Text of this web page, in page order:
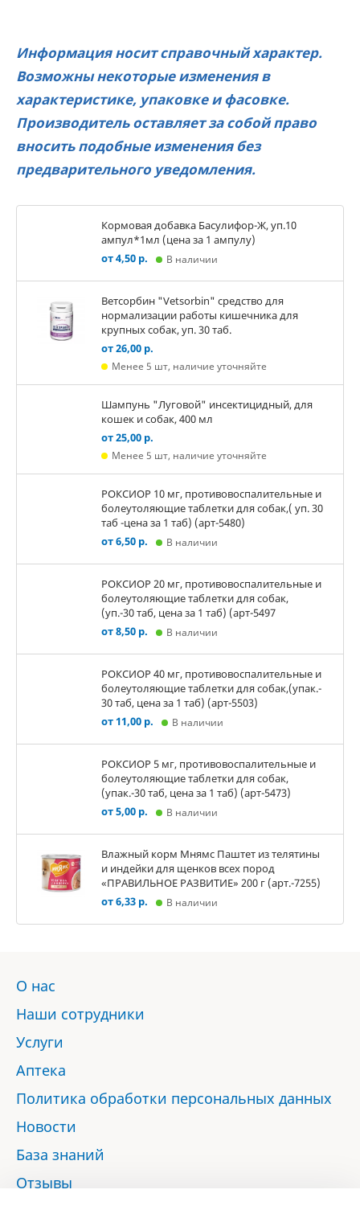
Информация носит справочный характер.
Возможны некоторые изменения в
характеристике, упаковке и фасовке.
Производитель оставляет за собой право
вносить подобные изменения без
предварительного уведомления.
Кормовая добавка Басулифор-Ж, уп.10
ампул*1мл (цена за 1 ампулу)
от 4,50 р.
В наличии
Ветсорбин "Vetsorbin" средство для
нормализации работы кишечника для
крупных собак, уп. 30 таб.
от 26,00 р.
Менее 5 шт, наличие уточняйте
Шампунь "Луговой" инсектицидный, для
кошек и собак, 400 мл
от 25,00 р.
Менее 5 шт, наличие уточняйте
РОКСИОР 10 мг, противовоспалительные и
болеутоляющие таблетки для собак,( уп. 30
таб -цена за 1 таб) (арт-5480)
от 6,50 р.
В наличии
РОКСИОР 20 мг, противовоспалительные и
болеутоляющие таблетки для собак,
(уп.-30 таб, цена за 1 таб) (арт-5497
от 8,50 р.
В наличии
РОКСИОР 40 мг, противовоспалительные и
болеутоляющие таблетки для собак,(упак.-
30 таб, цена за 1 таб) (арт-5503)
от 11,00 р.
В наличии
РОКСИОР 5 мг, противовоспалительные и
болеутоляющие таблетки для собак,
(упак.-30 таб, цена за 1 таб) (арт-5473)
от 5,00 р.
В наличии
Влажный корм Мнямс Паштет из телятины
и индейки для щенков всех пород
«ПРАВИЛЬНОЕ РАЗВИТИЕ» 200 г (арт.-7255)
от 6,33 р.
В наличии
О нас
Наши сотрудники
Услуги
Аптека
Политика обработки персональных данных
Новости
База знаний
Отзывы